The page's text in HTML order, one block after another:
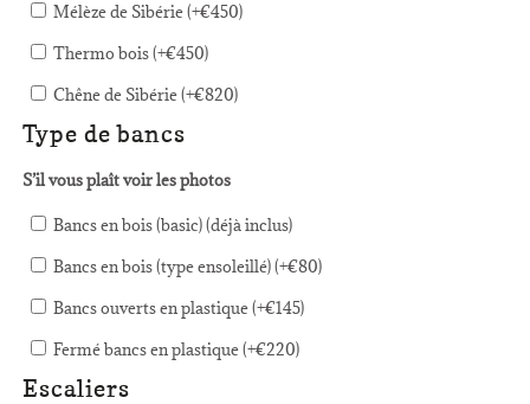
Mélèze de Sibérie (+€450)
Thermo bois (+€450)
Chêne de Sibérie (+€820)
Type de bancs
S’il vous plaît voir les photos
Bancs en bois (basic) (déjà inclus)
Bancs en bois (type ensoleillé) (+€80)
Bancs ouverts en plastique (+€145)
Fermé bancs en plastique (+€220)
Escaliers